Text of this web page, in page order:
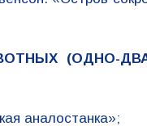
(ОДНО-
аналостанка»;